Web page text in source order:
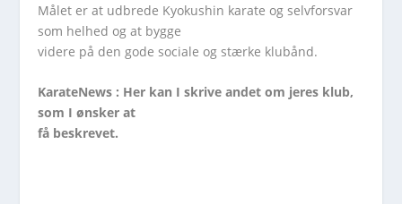
Målet er at udbrede Kyokushin karate og selvforsvar
som helhed og at bygge
videre på den gode sociale og stærke klubånd.
KarateNews : Her kan I skrive andet om jeres klub,
som I ønsker at
få beskrevet.